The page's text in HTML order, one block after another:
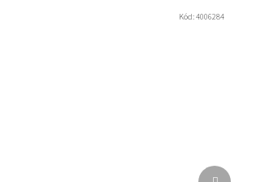
Kód:4006284
Další